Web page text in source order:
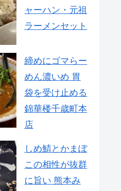
ャーハン・元祖
ラーメンセット
締めにゴマらー
めん濃いめ 胃
袋を受け止める
錦華楼千歳町本
店
しめ鯖とかまぼ
この相性が抜群
に旨い 熊本み